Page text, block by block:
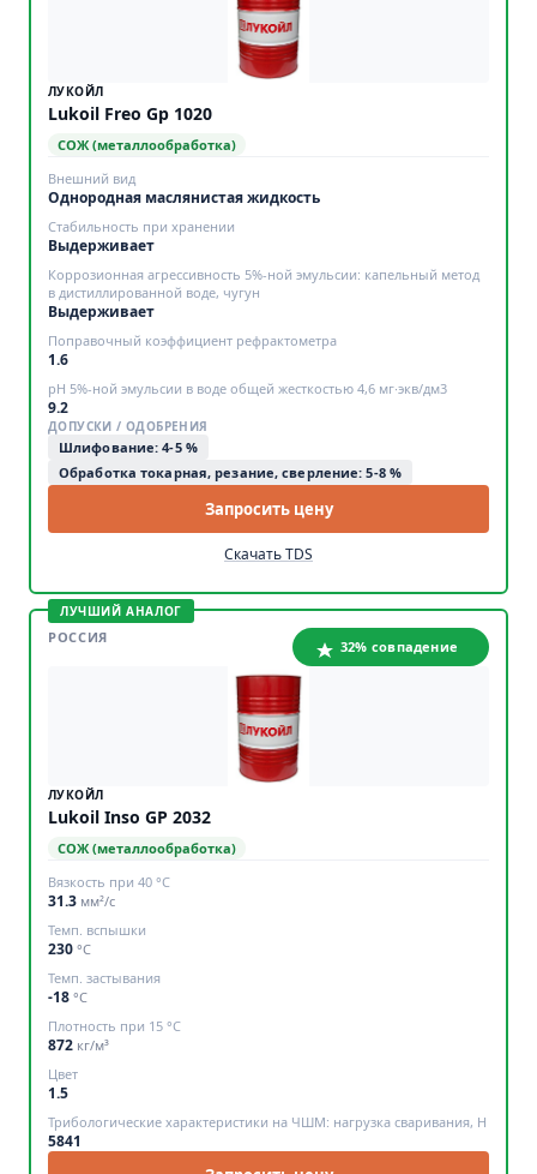
ЛУКОЙЛ
Lukoil Freo Gp 1020
СОЖ (металлообработка)
Внешний вид
Однородная маслянистая жидкость
Стабильность при хранении
Выдерживает
Коррозионная агрессивность 5%-ной эмульсии: капельный метод
в дистиллированной воде, чугун
Выдерживает
Поправочный коэффициент рефрактометра
1.6
pH 5%-ной эмульсии в воде общей жесткостью 4,6 мг∙экв/дм3
9.2
ДОПУСКИ / ОДОБРЕНИЯ
Шлифование: 4-5 %
Обработка токарная, резание, сверление: 5-8 %
Запросить цену
Скачать TDS
ЛУЧШИЙ АНАЛОГ
РОССИЯ
32% совпадение
ЛУКОЙЛ
Lukoil Inso GP 2032
СОЖ (металлообработка)
Вязкость при 40 °C
31.3 мм²/с
Темп. вспышки
230 °C
Темп. застывания
-18 °C
Плотность при 15 °C
872 кг/м³
Цвет
1.5
Трибологические характеристики на ЧШМ: нагрузка сваривания, Н
5841